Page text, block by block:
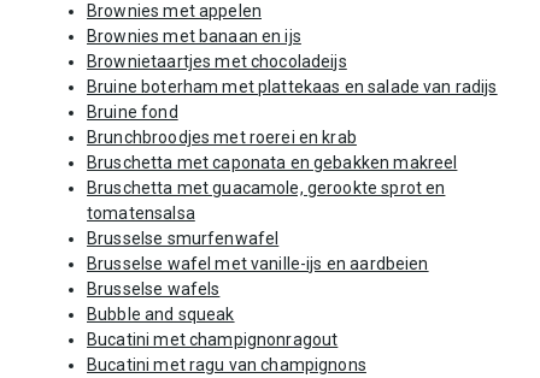
Brownies met appelen
Brownies met banaan en ijs
Brownietaartjes met chocoladeijs
Bruine boterham met plattekaas en salade van radijs
Bruine fond
Brunchbroodjes met roerei en krab
Bruschetta met caponata en gebakken makreel
Bruschetta met guacamole, gerookte sprot en
tomatensalsa
Brusselse smurfenwafel
Brusselse wafel met vanille-ijs en aardbeien
Brusselse wafels
Bubble and squeak
Bucatini met champignonragout
Bucatini met ragu van champignons